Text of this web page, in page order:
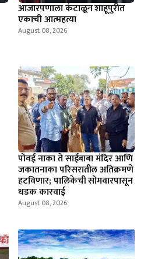
आजारपणाला कंटाळून शाहूपुरीत
एकाची आत्महत्या
August 08, 2026
पोवई नाका ते साईबाबा मंदिर आणि
जकातनाका परिसरातील अतिक्रमणे
हटविणार; पालिकेची सोमवारपासून
धडक कारवाई
August 08, 2026